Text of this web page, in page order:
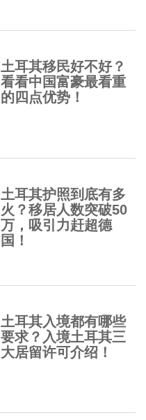
土耳其移民好不好？
看看中国富豪最看重
的四点优势！
土耳其护照到底有多
火？移居人数突破50
万，吸引力赶超德
国！
土耳其入境都有哪些
要求？入境土耳其三
大居留许可介绍！